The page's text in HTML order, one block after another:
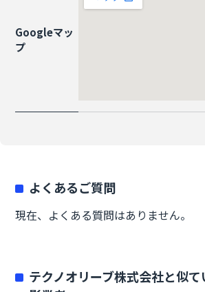
Googleマッ
プ
よくあるご質問
現在、よくある質問はありません。
テクノオリーブ株式会社と似